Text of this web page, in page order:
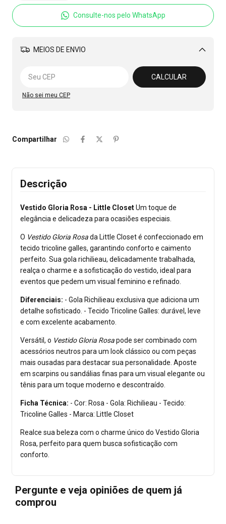
Consulte-nos pelo WhatsApp
MEIOS DE ENVIO
Alterar CEP
CALCULAR
Não sei meu CEP
Compartilhar
Descrição
Vestido Gloria Rosa - Little ClosetUm toque de
elegância e delicadeza para ocasiões especiais.
O Vestido Gloria Rosada Little Closet é confeccionado em
tecido tricoline galles, garantindo conforto e caimento
perfeito. Sua gola richilieau, delicadamente trabalhada,
realça o charme e a sofisticação do vestido, ideal para
eventos que pedem um visual feminino e refinado.
Diferenciais: - Gola Richilieau exclusiva que adiciona um
detalhe sofisticado. - Tecido Tricoline Galles: durável, leve
e com excelente acabamento.
Versátil, o Vestido Gloria Rosapode ser combinado com
acessórios neutros para um look clássico ou com peças
mais ousadas para destacar sua personalidade. Aposte
em scarpins ou sandálias finas para um visual elegante ou
tênis para um toque moderno e descontraído.
Ficha Técnica: - Cor: Rosa - Gola: Richilieau - Tecido:
Tricoline Galles - Marca: Little Closet
Realce sua beleza com o charme único do Vestido Gloria
Rosa, perfeito para quem busca sofisticação com
conforto.
Pergunte e veja opiniões de quem já
comprou